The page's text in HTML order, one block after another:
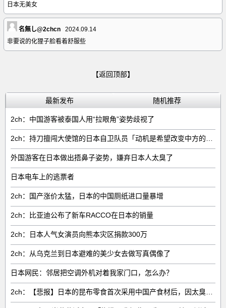
日本无美女
名無し@2chcn
2024.09.14
非要说的化狸子脸看着舒服些
【返回顶部】
最新发布 随机推荐
2ch：中国游客被泰国人用“拉眼角”姿势歧视了
外国游客在日本做出捂鼻子姿势，嫌弃日本人太臭了
日本电车上的逃票者
2ch：国产涨价太猛，日本的中国厕纸进口量暴增
2ch：比亚迪公布了新车RACCO在日本的销量
2ch：日本人气女演员向熊本灾区捐款300万
2ch：从乌克兰到日本避难的美少女去做写真偶像了
日本网民：邻居把空调外机对着我家门口，怎么办？